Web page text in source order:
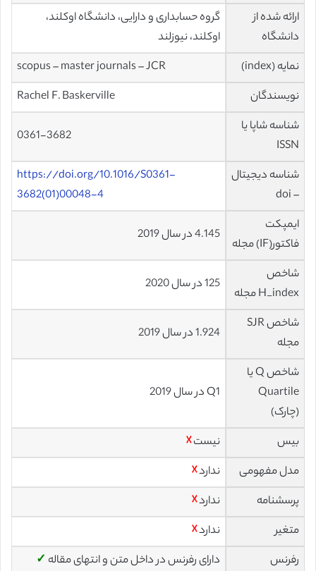
ارائه شده از
دانشگاه
گروه حسابداری و دارایی، دانشگاه اوکلند،
اوکلند، نیوزلند
نمایه (index)
scopus – master journals – JCR
نویسندگان
Rachel F.Baskerville
شناسه شاپا یا
ISSN
0361-3682
شناسه دیجیتال
– doi
https://doi.org/10.1016/S0361-
3682(01)00048-4
ایمپکت
فاکتور(IF) مجله
4.145 در سال 2019
شاخص
H_index مجله
125 در سال 2020
شاخص SJR
مجله
1.924 در سال 2019
شاخص Q یا
Quartile
(چارک)
Q1 در سال 2019
بیس نیست☓
مدل مفهومی
ندارد☓
پرسشنامه
ندارد☓
متغیر
ندارد☓
رفرنس
دارای رفرنس در داخل متن و انتهای مقاله ✓